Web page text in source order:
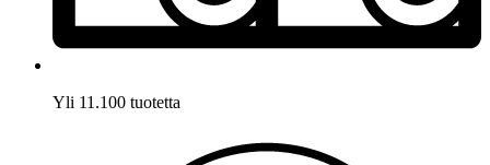
Yli 11.100 tuotetta